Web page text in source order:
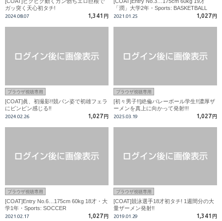
ガッ突く天心初タチ!
2024.08.07 1,341 円
「潤」大学2年・Sports: BASKETBALL
2021.01.25 1,027 円
ブラウザ視聴専用
[COAT]眞、初撮影!!競パン姿で初雄フェラ
にビンビン感じる!!
2024.02.26 1,027 円
ブラウザ視聴専用
[初々男子!!]絶倫バレーボール学生!!濃厚ザ
ーメンを真上に向かって発射!!!
2025.03.19 1,027 円
ブラウザ視聴専用
[COAT]Entry No.6…175cm 60kg 18才・大
学1年・Sports: SOCCER
2021.02.17 1,027 円
ブラウザ視聴専用
[COAT]競泳選手18才初タチ! 1週間分の大
量ザーメン発射!!
2019.01.29 1,341 円